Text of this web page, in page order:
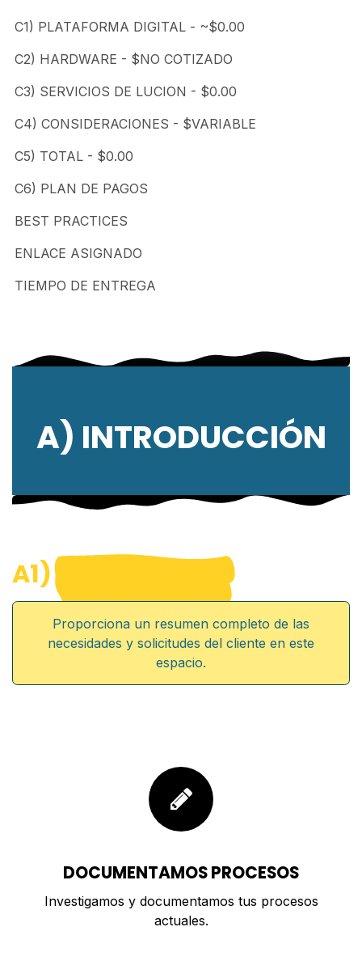
C1) PLATAFORMA DIGITAL - ~$0.00
C2) HARDWARE - $NO COTIZADO
C3) SERVICIOS DE LUCION - $0.00
C4) CONSIDERACIONES - $VARIABLE
C5) TOTAL - $0.00
C6) PLAN DE PAGOS
BEST PRACTICES
ENLACE ASIGNADO
TIEMPO DE ENTREGA
A) INTRODUCCIÓN
A1)
Proporciona un resumen completo de las
necesidades y solicitudes del cliente en este
espacio.
DOCUMENTAMOS PROCESOS
Investigamos y documentamos tus procesos
actuales.